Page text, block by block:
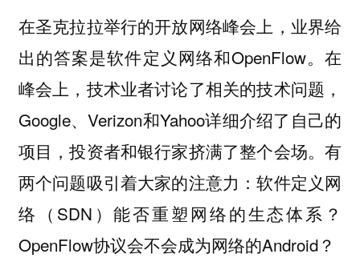
在圣克拉拉举行的开放网络峰会上，业界给
出的答案是软件定义网络和OpenFlow。在
峰会上，技术业者讨论了相关的技术问题，
Google、Verizon和Yahoo详细介绍了自己的
项目，投资者和银行家挤满了整个会场。有
两个问题吸引着大家的注意力：软件定义网
络（SDN）能否重塑网络的生态体系？
OpenFlow协议会不会成为网络的Android？